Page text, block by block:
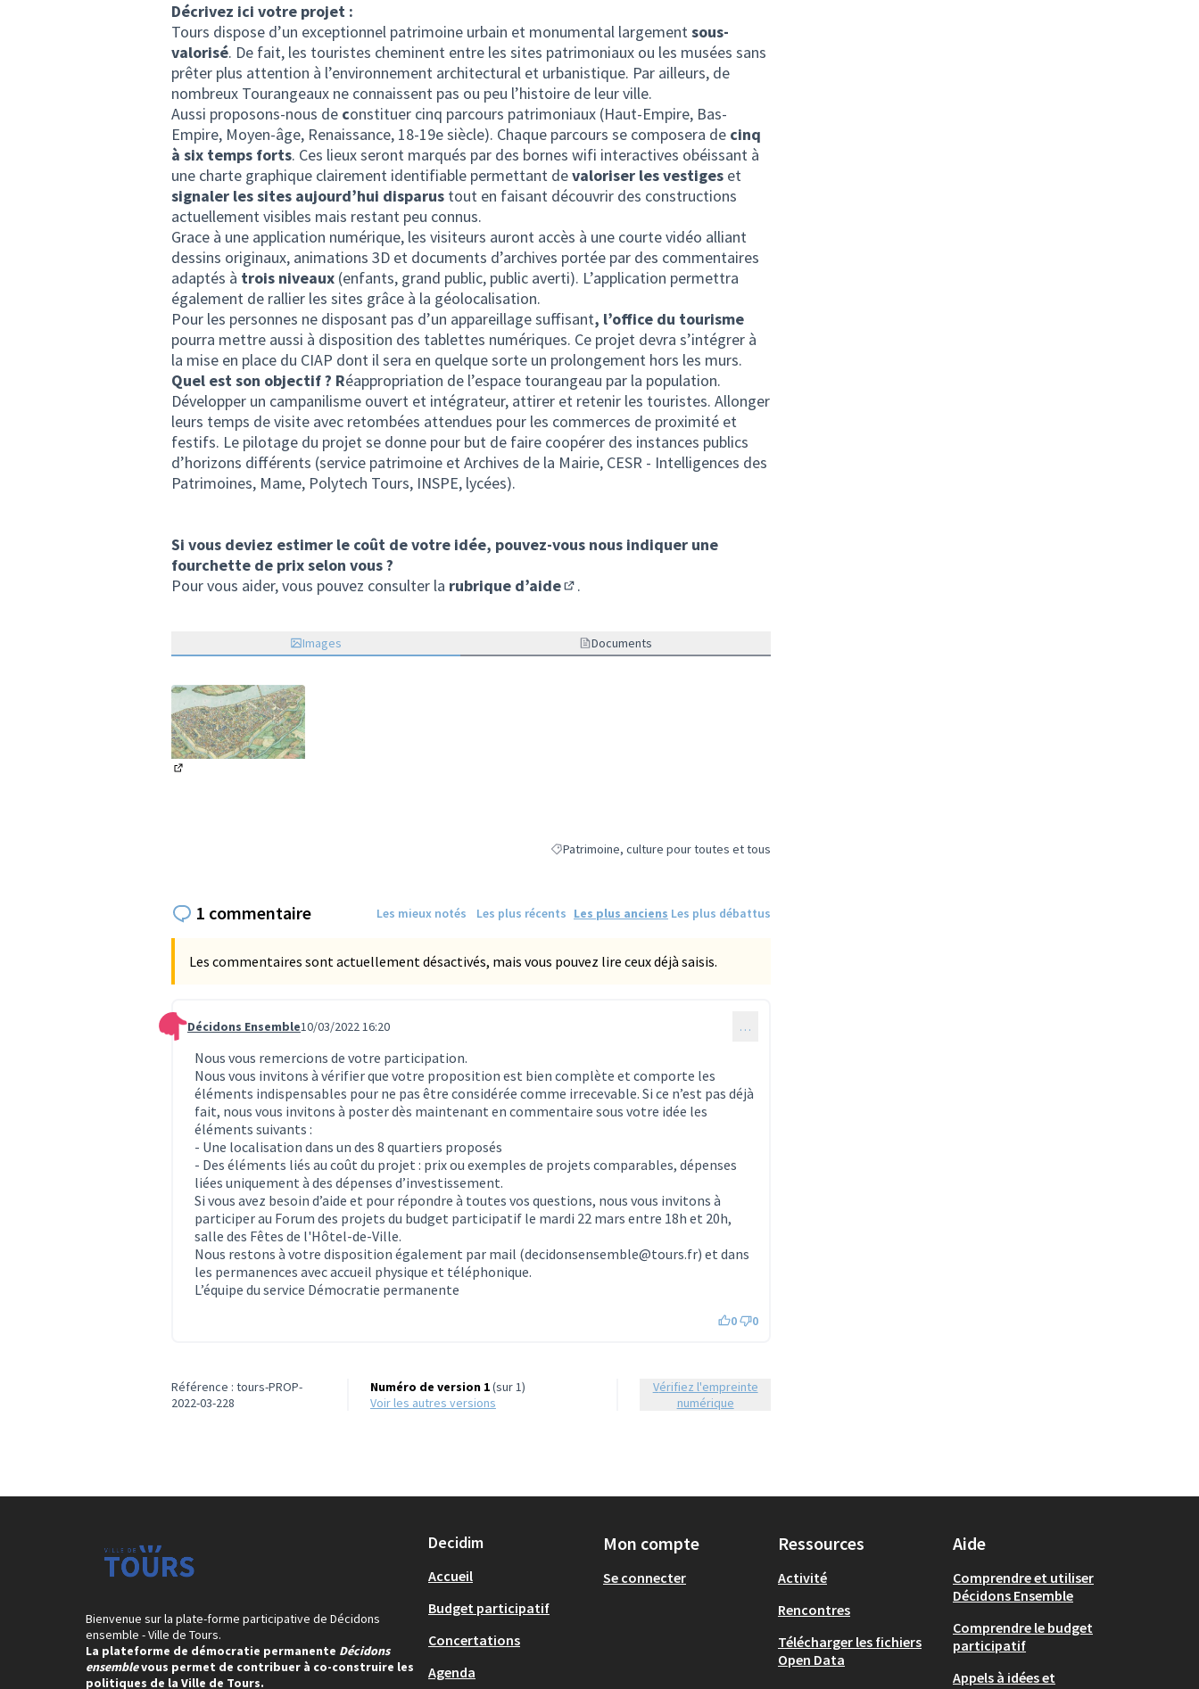
Décrivez ici votre projet :
Tours dispose d’un exceptionnel patrimoine urbain et monumental largementsous-
valorisé. De fait, les touristes cheminent entre les sites patrimoniaux ou les musées sans
prêter plus attention à l’environnement architectural et urbanistique. Par ailleurs, de
nombreux Tourangeaux ne connaissent pas ou peu l’histoire de leur ville.
Aussi proposons-nous de constituer cinq parcours patrimoniaux (Haut-Empire, Bas-
Empire, Moyen-âge, Renaissance, 18-19e siècle). Chaque parcours se composera de cinq
à six temps forts. Ces lieux seront marqués par des bornes wifi interactives obéissant à
une charte graphique clairement identifiable permettant devaloriser les vestiges et
signaler les sites aujourd’hui disparus tout en faisant découvrir des constructions
actuellement visibles mais restant peu connus.
Grace à une application numérique, les visiteurs auront accès à une courte vidéo alliant
dessins originaux, animations 3D et documents d’archives portée par des commentaires
adaptés à trois niveaux (enfants, grand public, public averti). L’application permettra
également de rallier les sites grâce à la géolocalisation.
Pour les personnes ne disposant pas d’un appareillage suffisant, l’office du tourisme
pourra mettre aussi à disposition des tablettes numériques. Ce projet devra s’intégrer à
la mise en place du CIAP dont il sera en quelque sorte un prolongement hors les murs.
Quel est son objectif ? Réappropriation de l’espace tourangeau par la population.
Développer un campanilisme ouvert et intégrateur, attirer et retenir les touristes. Allonger
leurs temps de visite avec retombées attendues pour les commerces de proximité et
festifs. Le pilotage du projet se donne pour but de faire coopérer des instances publics
d’horizons différents (service patrimoine et Archives de la Mairie, CESR - Intelligences des
Patrimoines, Mame, Polytech Tours, INSPE, lycées).
Si vous deviez estimer le coût de votre idée, pouvez-vous nous indiquer une
fourchette de prix selon vous ?
Pour vous aider, vous pouvez consulter la rubrique d’aide .
Images Documents
Filtrer les résultats de la catégorie : Patrimoine, culture pour toutes et tous
Patrimoine, culture pour toutes et tous
1 commentaire Les mieux notés Les plus récents Les plus anciens Les plus débattus
Les commentaires sont actuellement désactivés, mais vous pouvez lire ceux déjà saisis.
Commentaire 250
Décidons Ensemble10/03/2022 16:20 …
Nous vous remercions de votre participation.
Nous vous invitons à vérifier que votre proposition est bien complète et comporte les
éléments indispensables pour ne pas être considérée comme irrecevable. Si ce n’est pas déjà
fait, nous vous invitons à poster dès maintenant en commentaire sous votre idée les
éléments suivants :
- Une localisation dans un des 8 quartiers proposés
- Des éléments liés au coût du projet : prix ou exemples de projets comparables, dépenses
liées uniquement à des dépenses d’investissement.
Si vous avez besoin d’aide et pour répondre à toutes vos questions, nous vous invitons à
participer au Forum des projets du budget participatif le mardi 22 mars entre 18h et 20h,
salle des Fêtes de l'Hôtel-de-Ville.
Nous restons à votre disposition également par mail (decidonsensemble@tours.fr) et dans
les permanences avec accueil physique et téléphonique.
L’équipe du service Démocratie permanente
0 0
Référence : tours-PROP-
2022-03-228
Numéro de version 1(sur 1)
voir les autres versions
Vérifiez l'empreinte
numérique
Bienvenue sur la plate-forme participative de Décidons
ensemble - Ville de Tours.
La plateforme de démocratie permanente Décidons
ensemblevous permet de contribuer à co-construire les
politiques de la Ville de Tours.
Decidim
Accueil
Budget participatif
Concertations
Agenda
Mon compte
Se connecter
Ressources
Activité
Rencontres
Télécharger les fichiers
Open Data
Aide
Comprendre et utiliser
Décidons Ensemble
Comprendre le budget
participatif
Appels à idées et